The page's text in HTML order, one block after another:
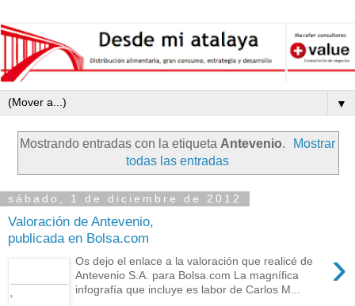
▼
Mostrando entradas con la etiqueta Antevenio.
Mostrar
todas las entradas
sábado, 1 de diciembre de 2012
Valoración de Antevenio,
publicada en Bolsa.com
›
Os dejo el enlace a la valoración que realicé de
Antevenio S.A. para Bolsa.com La magnífica
infografía que incluye es labor de Carlos M...